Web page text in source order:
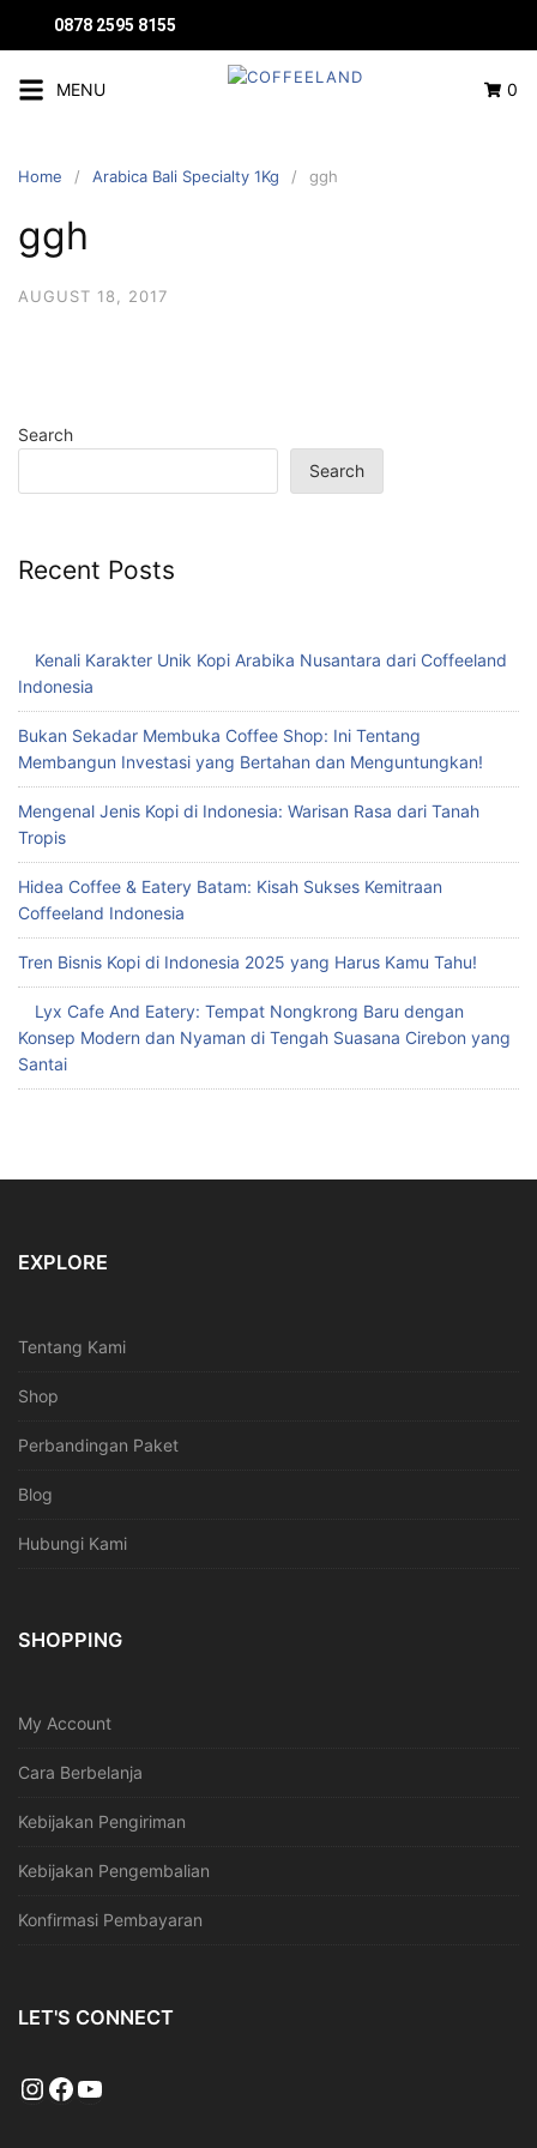
0878 2595 8155
MENU 0
Home Arabica Bali Specialty 1Kg ggh
ggh
AUGUST 18, 2017
Search
Search
Recent Posts
Kenali Karakter Unik Kopi Arabika Nusantara dari Coffeeland
Indonesia
Bukan Sekadar Membuka Coffee Shop: Ini Tentang
Membangun Investasi yang Bertahan dan Menguntungkan!
Mengenal Jenis Kopi di Indonesia: Warisan Rasa dari Tanah
Tropis
Hidea Coffee & Eatery Batam: Kisah Sukses Kemitraan
Coffeeland Indonesia
Tren Bisnis Kopi di Indonesia 2025 yang Harus Kamu Tahu!
Lyx Cafe And Eatery: Tempat Nongkrong Baru dengan
Konsep Modern dan Nyaman di Tengah Suasana Cirebon yang
Santai
EXPLORE
Tentang Kami
Shop
Perbandingan Paket
Blog
Hubungi Kami
SHOPPING
My Account
Cara Berbelanja
Kebijakan Pengiriman
Kebijakan Pengembalian
Konfirmasi Pembayaran
LET'S CONNECT